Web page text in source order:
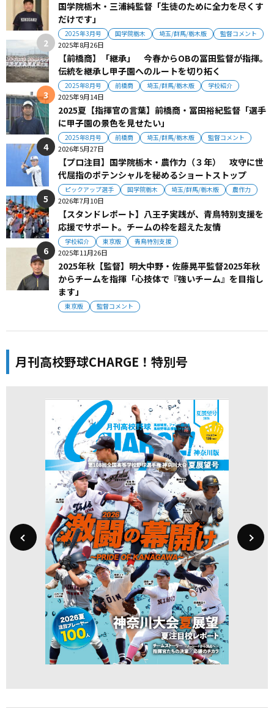
国学院栃木・三浦純監督「生徒のために全力を尽くす
だけです」
2025年3月号 国学院栃木 埼玉/群馬/栃木版 監督コメント
2025年8月26日
【前橋商】「継承」 今春からOBの冨田監督が指揮。
伝統を継承し甲子園へのルートを切り拓く
2025年8月号 前橋商 埼玉/群馬/栃木版 学校紹介
2025年9月14日
2025夏【指揮官の言葉】前橋商・冨田裕紀監督「選手
に甲子園の景色を見せたい」
2025年8月号 前橋商 埼玉/群馬/栃木版 監督コメント
2026年5月27日
【プロ注目】国学院栃木・農作力（３年） 攻守に世
代屈指のポテンシャルを秘めるショートストップ
ピックアップ選手 国学院栃木 埼玉/群馬/栃木版 農作力
2026年7月10日
【スタンドレポート】八王子実践が、青鳥特別支援を
応援でサポート。チームの枠を超えた友情
学校紹介 東京版 青鳥特別支援
2025年11月26日
2025年秋【監督】明大中野・佐藤晃平監督2025年秋
からチームを指揮「心技体で『強いチーム』を目指し
ます」
東京版 監督コメント
月刊高校野球CHARGE！特別号